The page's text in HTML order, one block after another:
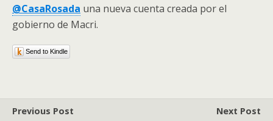
@CasaRosada una nueva cuenta creada por el
gobierno de Macri.
Send to Kindle
Previous Post
Next Post